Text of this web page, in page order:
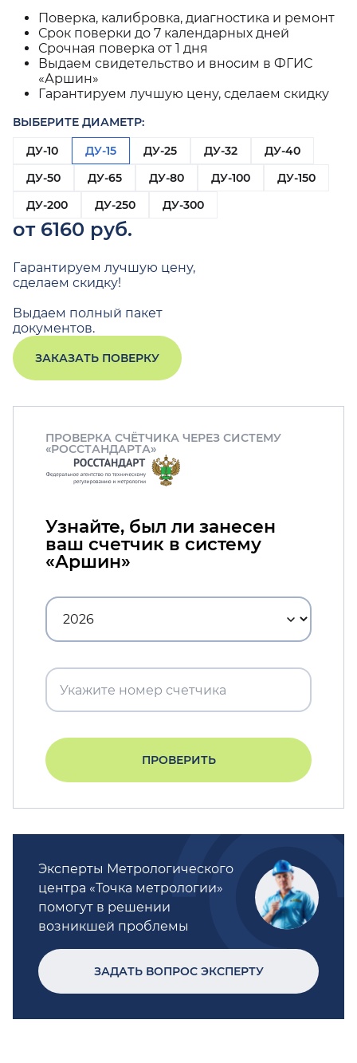
Поверка, калибровка, диагностика и ремонт
Срок поверки до 7 календарных дней
Срочная поверка от 1 дня
Выдаем свидетельство и вносим в ФГИС
«Аршин»
Гарантируем лучшую цену, сделаем скидку
ВЫБЕРИТЕ ДИАМЕТР:
ДУ-10
ДУ-15 ДУ-25 ДУ-32
ДУ-40
ДУ-50
ДУ-65 ДУ-80 ДУ-100
ДУ-150
ДУ-200
ДУ-250 ДУ-300
от 6160 руб.
Гарантируем лучшую цену,
сделаем скидку!
Выдаем полный пакет
документов.
ЗАКАЗАТЬ ПОВЕРКУ
ПРОВЕРКА СЧЁТЧИКА ЧЕРЕЗ СИСТЕМУ
«РОССТАНДАРТА»
Узнайте, был ли занесен
ваш счетчик в систему
«Аршин»
ПРОВЕРИТЬ
Эксперты Метрологического
центра «Точка метрологии»
помогут в решении
возникшей проблемы
ЗАДАТЬ ВОПРОС ЭКСПЕРТУ